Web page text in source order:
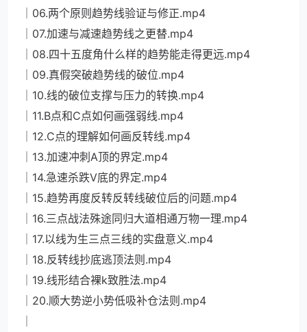
│06.两个原则趋势线验证与修正.mp4
│07.加速与减速趋势线之更替.mp4
│08.四十五度角什么样的趋势能走得更远.mp4
│09.真假突破趋势线的破位.mp4
│10.线的破位支撑与压力的转换.mp4
│11.B点和C点如何画强弱线.mp4
│12.C点的理解如何画反转线.mp4
│13.加速冲刺A顶的界定.mp4
│14.急速杀跌V底的界定.mp4
│15.趋势再度反转反转线破位后的问题.mp4
│16.三点战法殊途同归大道相通万物一理.mp4
│17.以线为生三点三线的实盘意义.mp4
│18.反转线抄底逃顶法则.mp4
│19.线形结合裸k致胜法.mp4
│20.顺大势逆小势低吸补仓法则.mp4